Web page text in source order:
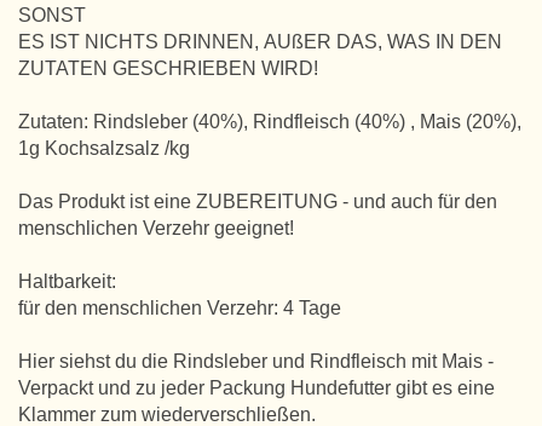
SONST
ES IST NICHTS DRINNEN, AUßER DAS, WAS IN DEN
ZUTATEN GESCHRIEBEN WIRD!
Zutaten: Rindsleber (40%), Rindfleisch (40%) , Mais (20%),
1g Kochsalzsalz /kg
Das Produkt ist eine ZUBEREITUNG - und auch für den
menschlichen Verzehr geeignet!
Haltbarkeit:
für den menschlichen Verzehr: 4 Tage
Hier siehst du die Rindsleber und Rindfleisch mit Mais -
Verpackt und zu jeder Packung Hundefutter gibt es eine
Klammer zum wiederverschließen.